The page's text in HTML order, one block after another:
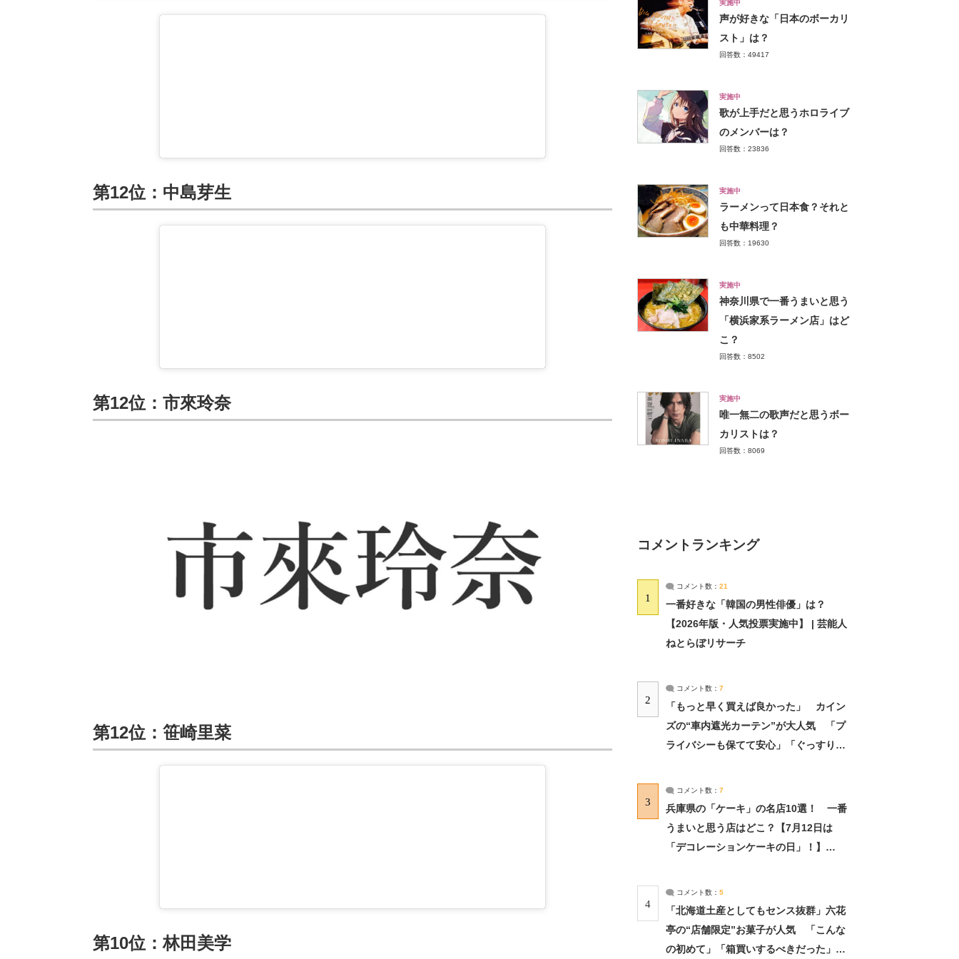
第12位：中島芽生
第12位：市來玲奈
第12位：笹崎里菜
第10位：林田美学
実施中
声が好きな「日本のボーカリ
スト」は？
回答数：49417
実施中
歌が上手だと思うホロライブ
のメンバーは？
回答数：23836
実施中
ラーメンって日本食？それと
も中華料理？
回答数：19630
実施中
神奈川県で一番うまいと思う
「横浜家系ラーメン店」はど
こ？
回答数：8502
実施中
唯一無二の歌声だと思うボー
カリストは？
回答数：8069
コメントランキング
1
コメント数： 21
一番好きな「韓国の男性俳優」は？
【2026年版・人気投票実施中】 | 芸能人
ねとらぼリサーチ
2
コメント数： 7
「もっと早く買えば良かった」 カイン
ズの“車内遮光カーテン”が大人気 「プ
ライバシーも保てて安心」「ぐっすり眠
3
コメント数： 7
兵庫県の「ケーキ」の名店10選！ 一番
うまいと思う店はどこ？【7月12日は
「デコレーションケーキの日」！】
4
コメント数： 5
「北海道土産としてもセンス抜群」六花
亭の“店舗限定”お菓子が人気 「こんな
の初めて」「箱買いするべきだった」